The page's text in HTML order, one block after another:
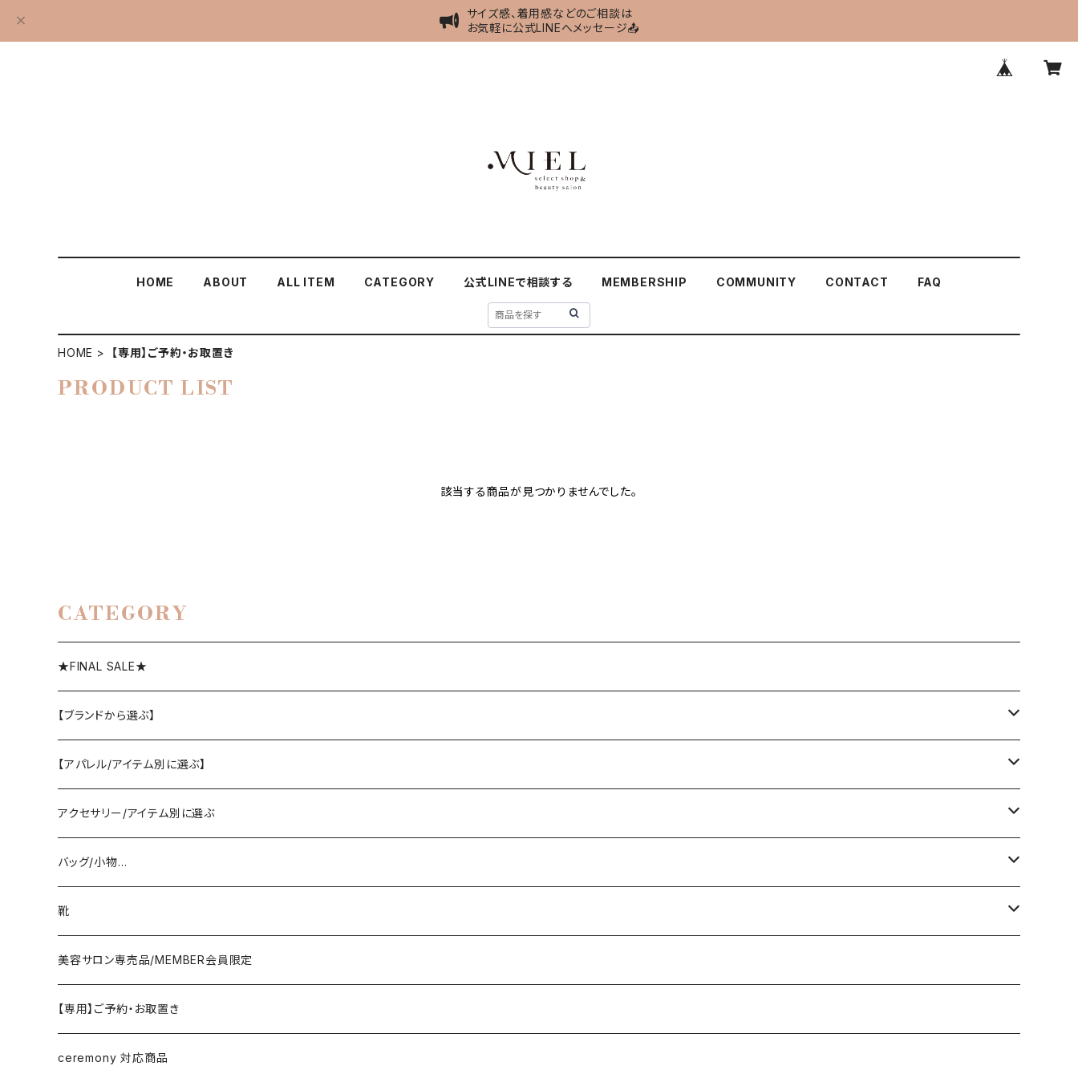
サイズ感、着用感などのご相談は
お気軽に公式LINEへメッセージ📤
HOME ABOUT ALL ITEM CATEGORY 公式LINEで相談する MEMBERSHIP COMMUNITY CONTACT FAQ
HOME 【専用】ご予約・お取置き
PRODUCT LIST
該当する商品が見つかりませんでした。
CATEGORY
★FINAL SALE★
【ブランドから選ぶ】
SELECT／ORIGINAL
PASSIONE/cafune
ヤマトドレス／dolly-sean／DONEEYU／他
lovint
RISLEY
CHIGNON／YENN／Mewl
LEMELANGE／ESPEYRAC
【アパレル/アイテム別に選ぶ】
outer
coat/down
jacket/blouson
tops
knit/sweat/parker
T-shirt/cutsew
bottom
denim
pants
one-piece/salopette
inner/underwear
アクセサリー/アイテム別に選ぶ
pierce/earring/ear cuff
necklace/top
ring
bracelet/anklet
hair accessory
バッグ/小物…
bag
stol・muffler・scarf
belt
hat・cap
靴
sandal
sneaker
loafer／flat shoes
美容サロン専売品/MEMBER会員限定
【専用】ご予約・お取置き
ceremony 対応商品